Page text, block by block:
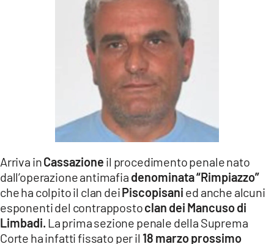
COSENZACHANNEL.IT
CATANZAROCHANNEL.IT
LACAPITALENEWS.IT
App
Arriva inCassazione il procedimento penale nato
dall’operazione antimafia denominata “Rimpiazzo”
che ha colpito il clan deiPiscopisani ed anche alcuni
esponenti del contrappostoclan dei Mancuso di
Limbadi. La prima sezione penale della Suprema
Corte ha infatti fissato per il 18 marzo prossimo